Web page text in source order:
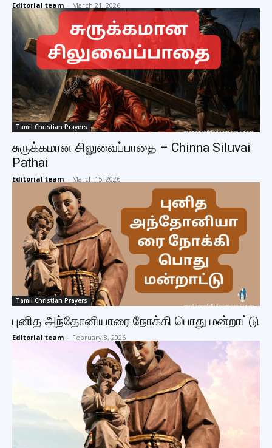
Editorial team - March 21, 2026
Tamil Christian Prayers
சுருக்கமான சிலுவைப்பாதை – Chinna Siluvai
Pathai
Editorial team - March 15, 2026
Tamil Christian Prayers
புனித அந்தோனியாரை நோக்கி பொது மன்றாட்டு
Editorial team - February 8, 2026